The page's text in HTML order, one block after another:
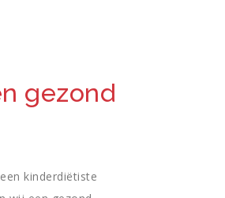
gezond
kinderdiëtiste